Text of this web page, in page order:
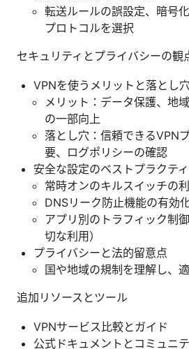
転送ルールの誤設定、暗号
プロトコルを選択
セキュリティとプライバシーの観
VPNを使うメリットと落とし穴
メリット：データ保護、地
の一部向上
落とし穴：信頼できるVPN
要、ログポリシーの確認
安全な設定のベストプラクテ
常時オンのキルスイッチの
DNSリーク防止機能の有効
アプリ別のトラフィック制
切な利用）
プライバシーと法的留意点
国や地域の規制を理解し、
追加リソースとツール
VPNサービス比較とガイド
公式ドキュメントとコミュニ